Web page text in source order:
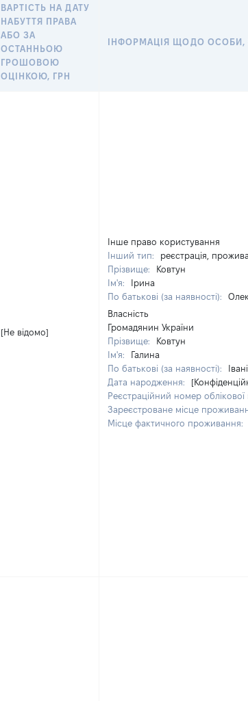
ВАРТІСТЬ НА ДАТУ
НАБУТТЯ ПРАВА
АБО ЗА
ОСТАННЬОЮ
ГРОШОВОЮ
ОЦІНКОЮ, ГРН
ІНФОРМАЦІЯ ЩОДО ОСОБИ,
[Не відомо]
Інше право користування
Інший тип:
реєстрація,
Прізвище:
Ковтун
Ім'я:
Ірина
По батькові (за наявності):
Власність
Громадянин України
Прізвище:
Ковтун
Ім'я:
Галина
По батькові (за наявності):
Дата народження:
Реєстраційний номер
Зареєстроване місце
Місце фактичного проживання: